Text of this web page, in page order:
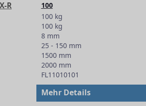
R
100
100 kg
100 kg
8 mm
25 - 150 mm
1500 mm
2000 mm
FL11010101
Mehr Details